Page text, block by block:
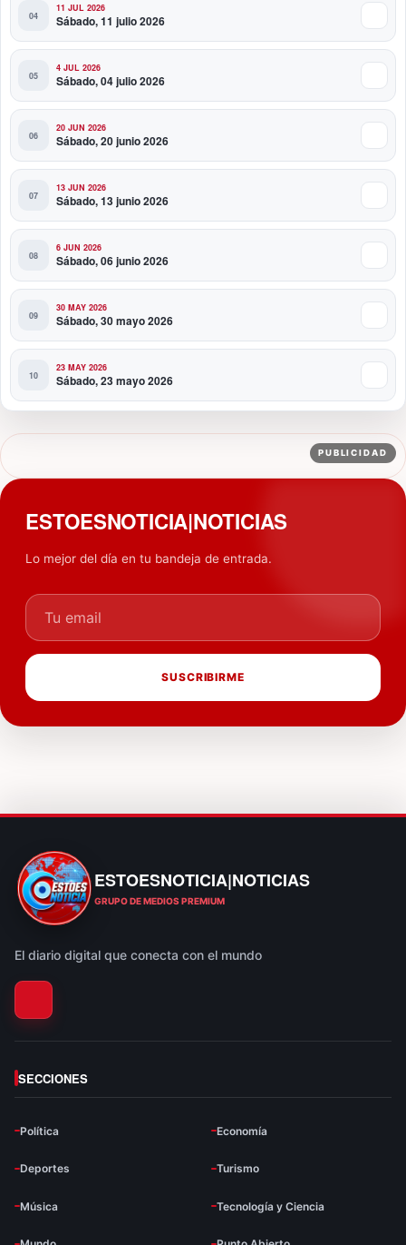
11 JUL 2026
Sábado, 11 julio 2026
4 JUL 2026
Sábado, 04 julio 2026
20 JUN 2026
Sábado, 20 junio 2026
13 JUN 2026
Sábado, 13 junio 2026
6 JUN 2026
Sábado, 06 junio 2026
30 MAY 2026
Sábado, 30 mayo 2026
23 MAY 2026
Sábado, 23 mayo 2026
PUBLICIDAD
ESTOESNOTICIA|NOTICIAS
Lo mejor del día en tu bandeja de entrada.
Tu email
SUSCRIBIRME
ESTOESNOTICIA|NOTICIAS
ESTOESNOTICIA|NOTICIAS
GRUPO DE MEDIOS PREMIUM
El diario digital que conecta con el mundo
SECCIONES
Política Economía
Deportes Turismo
Música Tecnología y Ciencia